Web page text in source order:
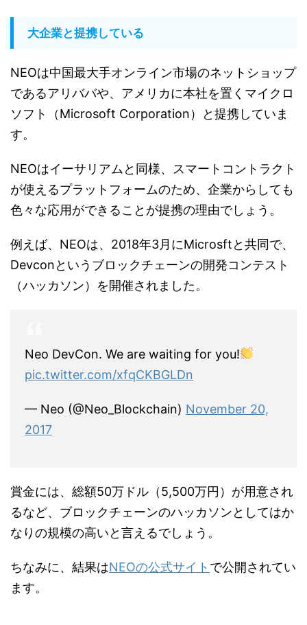
大企業と提携している
NEOは中国最大手オンライン市場のネットショップ
であるアリババや、アメリカに本社を置くマイクロ
ソフト（Microsoft Corporation）と提携していま
す。
NEOはイーサリアムと同様、スマートコントラクト
が使えるプラットフォームのため、企業からしても
色々な応用ができることが提携の理由でしょう。
例えば、NEOは、2018年3月にMicrosftと共同で、
Devconというブロックチェーンの開発コンテスト
（ハッカソン）を開催されました。
Neo DevCon. We are waiting for you!
pic.twitter.com/xfqCKBGLDn
— Neo (@Neo_Blockchain) November 20,
2017
賞金には、総額50万ドル（5,500万円）が用意され
るなど、ブロックチェーンのハッカソンとしてはか
なりの規模の高いと言えるでしょう。
ちなみに、結果はNEOの公式サイト で公開されてい
ます。